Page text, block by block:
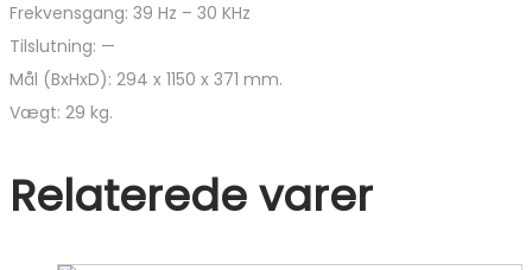
Frekvensgang: 39 Hz – 30 KHz
Tilslutning: —
Mål (BxHxD): 294 x 1150 x 371 mm.
Vægt: 29 kg.
Relaterede varer